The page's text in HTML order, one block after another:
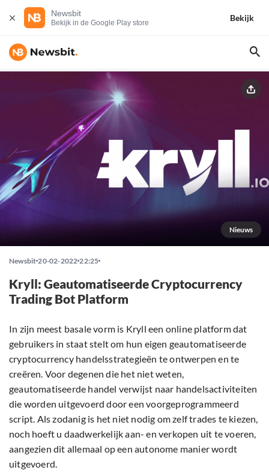
Newsbit
Bekijk in de Google Play store
Bekijk
Nieuws
Newsbit 20-02-2022 22:25
Kryll: Geautomatiseerde Cryptocurrency
Trading Bot Platform
In zijn meest basale vorm is Kryll een online platform dat
gebruikers in staat stelt om hun eigen geautomatiseerde
cryptocurrency handelsstrategieën te ontwerpen en te
creëren. Voor degenen die het niet weten,
geautomatiseerde handel verwijst naar handelsactiviteiten
die worden uitgevoerd door een voorgeprogrammeerd
script. Als zodanig is het niet nodig om zelf trades te kiezen,
noch hoeft u daadwerkelijk aan- en verkopen uit te voeren,
aangezien dit allemaal op een autonome manier wordt
uitgevoerd.